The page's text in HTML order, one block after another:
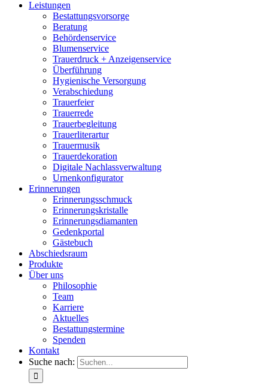
Leistungen
Bestattungsvorsorge
Beratung
Behördenservice
Blumenservice
Trauerdruck + Anzeigenservice
Überführung
Hygienische Versorgung
Verabschiedung
Trauerfeier
Trauerrede
Trauerbegleitung
Trauerliterartur
Trauermusik
Trauerdekoration
Digitale Nachlassverwaltung
Urnenkonfigurator
Erinnerungen
Erinnerungsschmuck
Erinnerungskristalle
Erinnerungsdiamanten
Gedenkportal
Gästebuch
Abschiedsraum
Produkte
Über uns
Philosophie
Team
Karriere
Aktuelles
Bestattungstermine
Spenden
Kontakt
Suche nach: